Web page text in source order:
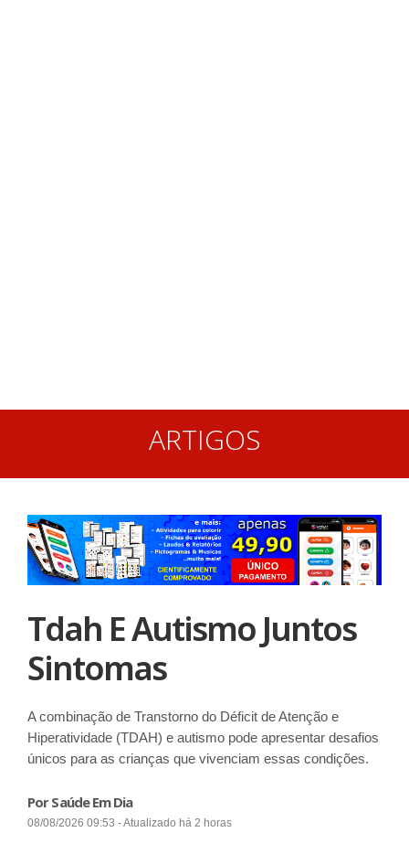
ARTIGOS
Tdah E Autismo Juntos
Sintomas
A combinação de Transtorno do Déficit de Atenção e
Hiperatividade (TDAH) e autismo pode apresentar desafios
únicos para as crianças que vivenciam essas condições.
Por Saúde Em Dia
08/08/2026 09:53 - Atualizado há 2 horas